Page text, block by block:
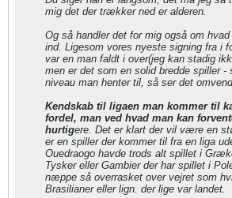
mig det der trækker ned er alderen.
Og så handler det for mig også om
ind. Ligesom vores nyeste signing fra i
var en man faldt i over(jeg kan stadig
men er det som en solid bredde spiller -
niveau man henter til, så ser det
Kendskab til ligaen man kommer til
fordel, man ved hvad man kan
hurtigere. Det er klart der vil være en
er en spiller der kommer til fra en liga
Ouedraogo havde trods alt spillet i
Tysker eller Gambier der har spillet i
næppe så overrasket over vejret som
Brasilianer eller lign. der lige var landet.